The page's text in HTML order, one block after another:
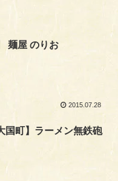
麺屋 のりお
2015.07.28
国町】ラーメン無鉄砲